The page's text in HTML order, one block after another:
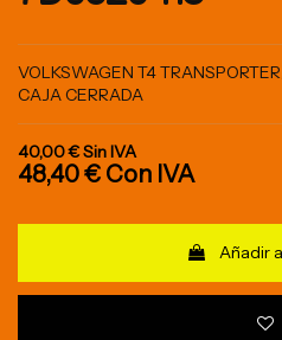
VOLKSWAGEN T4
CAJA CERRADA
40,00 €Sin IVA
48,40 € Con IVA
Añadir